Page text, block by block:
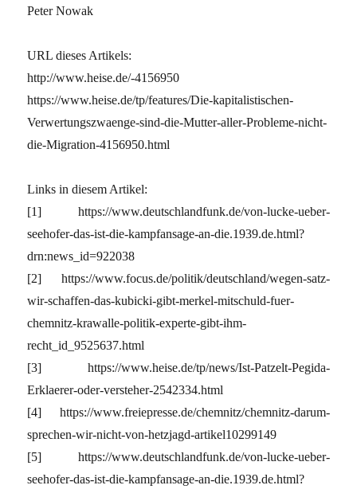
Peter Nowak
URL dieses Artikels:
http://www.heise.de/-4156950
https://www.heise.de/tp/features/Die-kapitalistischen-
Verwertungszwaenge-sind-die-Mutter-aller-Probleme-nicht-
die-Migration-4156950.html
Links in diesem Artikel:
[1] https://www.deutschlandfunk.de/von-lucke-ueber-
seehofer-das-ist-die-kampfansage-an-die.1939.de.html?
drn:news_id=922038
[2] https://www.focus.de/politik/deutschland/wegen-satz-
wir-schaffen-das-kubicki-gibt-merkel-mitschuld-fuer-
chemnitz-krawalle-politik-experte-gibt-ihm-
recht_id_9525637.html
[3] https://www.heise.de/tp/news/Ist-Patzelt-Pegida-
Erklaerer-oder-versteher-2542334.html
[4] https://www.freiepresse.de/chemnitz/chemnitz-darum-
sprechen-wir-nicht-von-hetzjagd-artikel10299149
[5] https://www.deutschlandfunk.de/von-lucke-ueber-
seehofer-das-ist-die-kampfansage-an-die.1939.de.html?